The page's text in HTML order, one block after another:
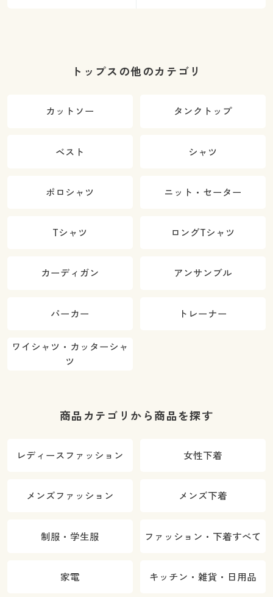
トップスの他のカテゴリ
カットソー タンクトップ
ベスト シャツ
ポロシャツ ニット・セーター
Tシャツ ロングTシャツ
カーディガン アンサンブル
パーカー トレーナー
ワイシャツ・カッターシャ
ツ
商品カテゴリから商品を探す
レディースファッション 女性下着
メンズファッション メンズ下着
制服・学生服 ファッション・下着すべて
家電 キッチン・雑貨・日用品